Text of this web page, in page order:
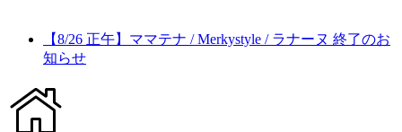
【8/26 正午】ママテナ / Merkystyle / ラナーヌ 終了のお
知らせ